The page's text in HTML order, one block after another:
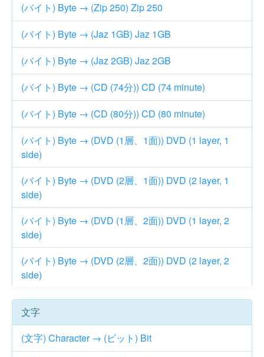
(バイト) Byte → (Zip 250) Zip 250
(バイト) Byte → (Jaz 1GB) Jaz 1GB
(バイト) Byte → (Jaz 2GB) Jaz 2GB
(バイト) Byte → (CD (74分)) CD (74 minute)
(バイト) Byte → (CD (80分)) CD (80 minute)
(バイト) Byte → (DVD (1層、1面)) DVD (1 layer, 1
side)
(バイト) Byte → (DVD (2層、1面)) DVD (2 layer, 1
side)
(バイト) Byte → (DVD (1層、2面)) DVD (1 layer, 2
side)
(バイト) Byte → (DVD (2層、2面)) DVD (2 layer, 2
side)
文字
(文字) Character → (ビット) Bit